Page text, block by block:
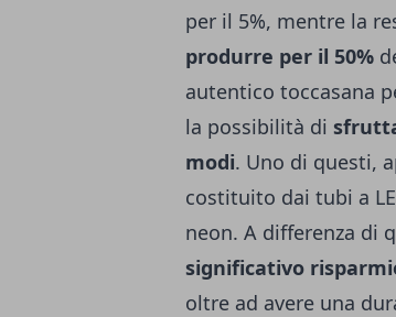
per il 5%, mentre la
produrre per il 50%
autentico toccasana
la possibilità di
modi. Uno di questi,
costituito dai tubi a
neon. A differenza di
significativo
oltre ad avere una